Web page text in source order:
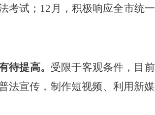
考试；12月 ， 积极响应全市统
待提高。 受限于客观条件，目
法宣传，制作短视频、利用新